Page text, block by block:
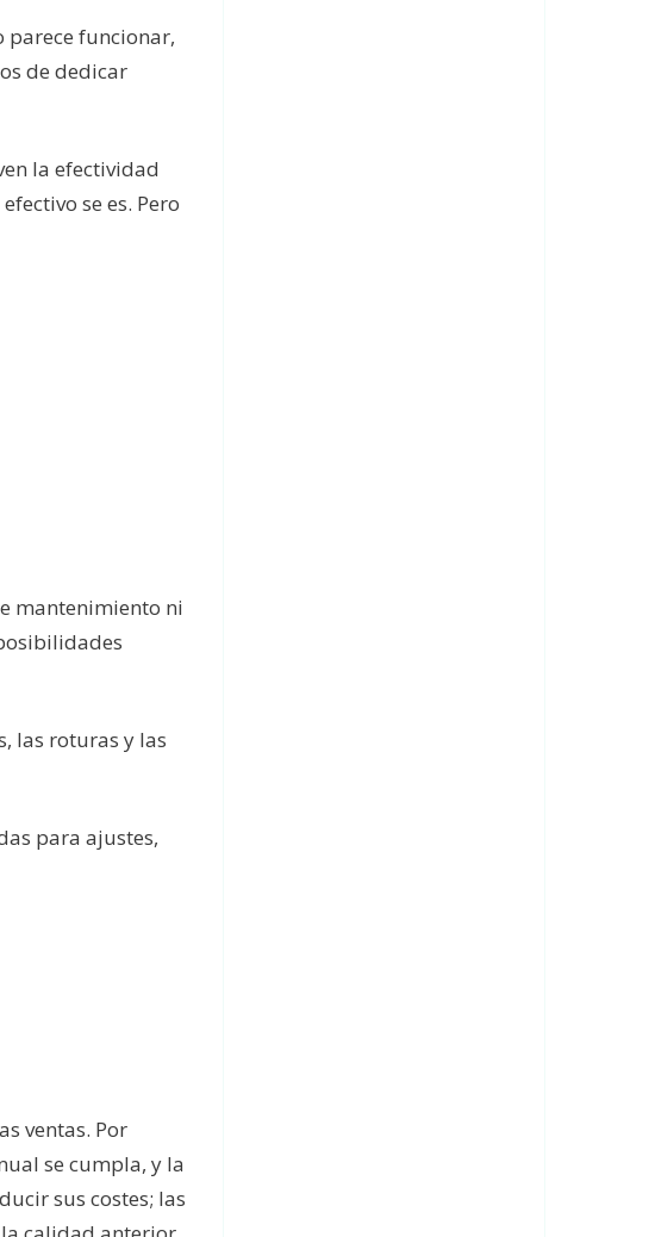
parece funcionar,
de dedicar
la efectividad
se es. Pero
mantenimiento ni
las roturas y las
para ajustes,
ventas. Por
se cumpla, y la
sus costes; las